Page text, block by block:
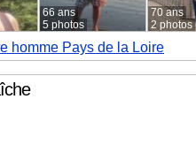
66 ans
5 photos
70 ans
2 photos
homme Pays de la Loire